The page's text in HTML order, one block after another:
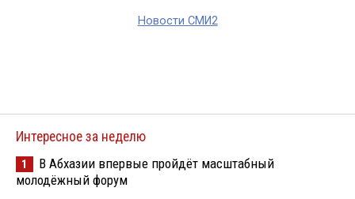
Новости СМИ2
Интересное за неделю
1
В Абхазии впервые пройдёт масштабный
молодёжный форум